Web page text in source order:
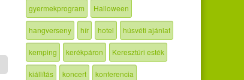
gyermekprogram Halloween
hangverseny hír hotel húsvéti ajánlat
kemping kerékpáron Keresztúri esték
kiállítás koncert konferencia